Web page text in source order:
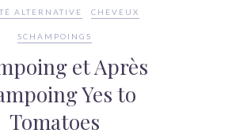
ALTERNATIVE CHEVEUX
SCHAMPOINGS
et Après
Yes to
Tomatoes